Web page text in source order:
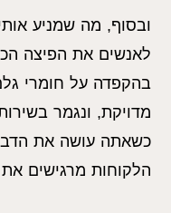
ובסוף, מה שמניע
לאנשים את הפיצה
בהקפדה על חומרי
מדויקת, ונגמר
כשאתה עושה את
הלקוחות מרגישים